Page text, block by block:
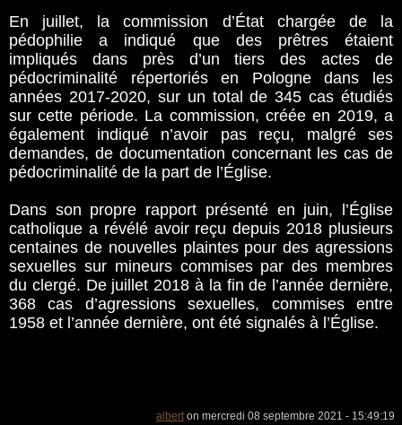
En juillet, la commission d’État chargée de la
pédophilie a indiqué que des prêtres étaient
impliqués dans près d’un tiers des actes de
pédocriminalité répertoriés en Pologne dans les
années 2017-2020, sur un total de 345 cas étudiés
sur cette période. La commission, créée en 2019, a
également indiqué n’avoir pas reçu, malgré ses
demandes, de documentation concernant les cas de
pédocriminalité de la part de l’Église.
Dans son propre rapport présenté en juin, l’Église
catholique a révélé avoir reçu depuis 2018 plusieurs
centaines de nouvelles plaintes pour des agressions
sexuelles sur mineurs commises par des membres
du clergé. De juillet 2018 à la fin de l’année dernière,
368 cas d’agressions sexuelles, commises entre
1958 et l’année dernière, ont été signalés à l’Église.
alberton mercredi 08 septembre 2021 - 15:49:19